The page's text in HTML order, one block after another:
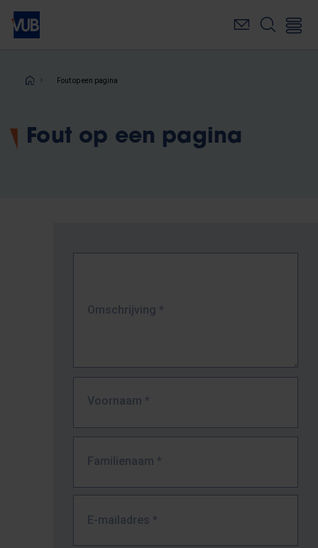
Overslaan
naar
inhoudKruimelpad
Fout op een pagina
Fout op een pagina
Omschrijving *
Voornaam *
Familienaam *
E-mailadres *